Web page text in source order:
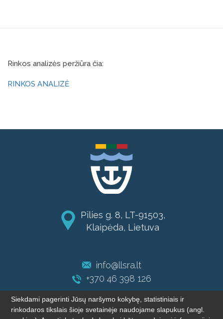
Rinkos analizės peržiūra čia:
RINKOS ANALIZĖ
Pilies g. 8, LT-91503,
Klaipėda, Lietuva
info@llsra.lt
+370 46 398 126
© 2004-2026 LLSRA. Visos teisės saugomos.
Siekdami pagerinti Jūsų naršymo kokybę, statistiniais ir
rinkodaros tikslais šioje svetainėje naudojame slapukus (angl.